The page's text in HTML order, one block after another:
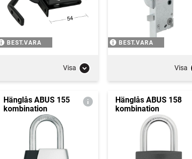
BEST.VARA
Visa
BEST.VARA
Visa
Hänglås ABUS 155
kombination
Hänglås ABUS 158
kombination